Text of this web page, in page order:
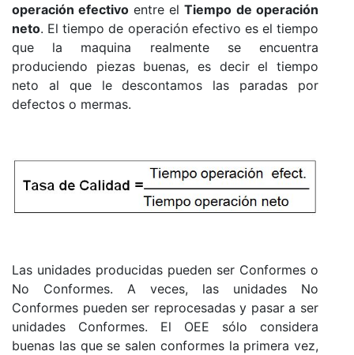
operación efectivo entre elTiempo de operación
neto. El tiempo de operación efectivo es el tiempo
que la maquina realmente se encuentra
produciendo piezas buenas, es decir el tiempo
neto al que le descontamos las paradas por
defectos o mermas.
Las unidades producidas pueden ser Conformes o
No Conformes. A veces, las unidades No
Conformes pueden ser reprocesadas y pasar a ser
unidades Conformes. El OEE sólo considera
buenas las que se salen conformes la primera vez,